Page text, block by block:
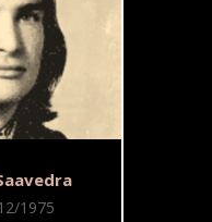
1975